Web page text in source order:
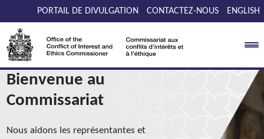
Passer au contenuPORTAIL DE DIVULGATION CONTACTEZ-NOUS ENGLISH
Bienvenue au
Commissariat
Nous aidons les représentantes et